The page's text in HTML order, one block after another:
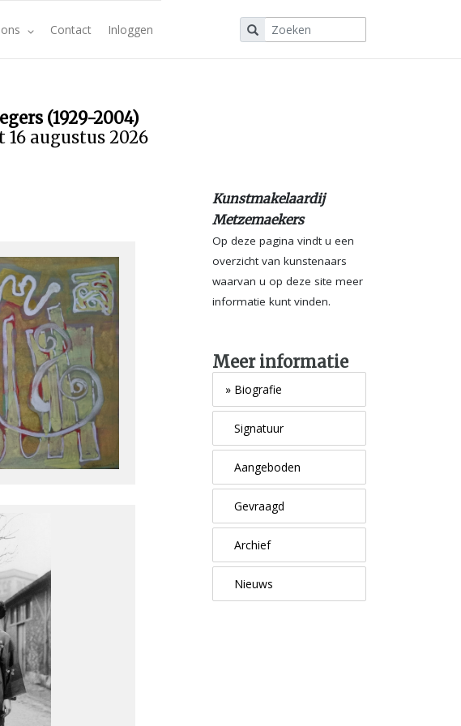
Contact Inloggen
(1929-2004)
augustus 2026
Kunstmakelaardij
Metzemaekers
Op deze pagina vindt u een
overzicht van kunstenaars
waarvan u op deze site meer
informatie kunt vinden.
Meer informatie
» Biografie
Signatuur
Aangeboden
Gevraagd
Archief
Nieuws